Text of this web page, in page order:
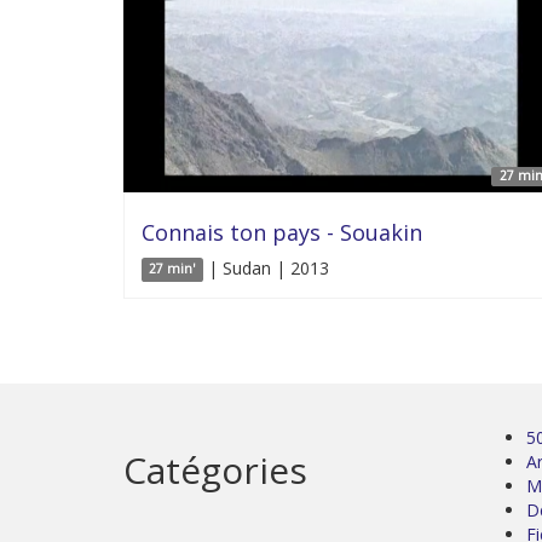
27
Connais ton pays - Souakin
27 min' | Sudan | 2013
Catégories